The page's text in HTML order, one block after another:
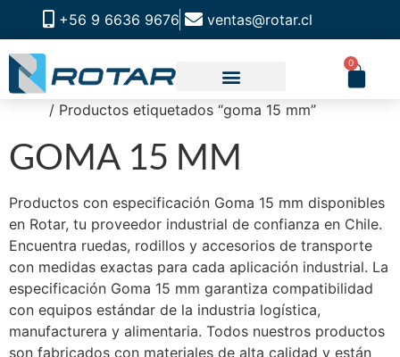
+56 9 6636 9676 ventas@rotar.cl
0
/ Productos etiquetados “goma 15 mm”
GOMA 15 MM
Productos con especificación Goma 15 mm disponibles
en Rotar, tu proveedor industrial de confianza en Chile.
Encuentra ruedas, rodillos y accesorios de transporte
con medidas exactas para cada aplicación industrial. La
especificación Goma 15 mm garantiza compatibilidad
con equipos estándar de la industria logística,
manufacturera y alimentaria. Todos nuestros productos
son fabricados con materiales de alta calidad y están